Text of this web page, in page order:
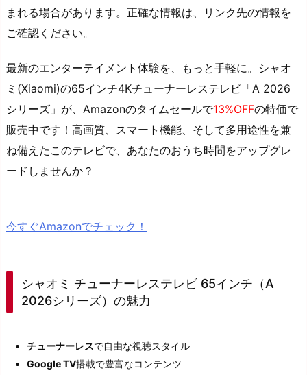
まれる場合があります。正確な情報は、リンク先の情報を
ご確認ください。
最新のエンターテイメント体験を、もっと手軽に。シャオ
ミ(Xiaomi)の65インチ4Kチューナーレステレビ「A 2026
シリーズ」が、Amazonのタイムセールで13%OFFの特価で
販売中です！高画質、スマート機能、そして多用途性を兼
ね備えたこのテレビで、あなたのおうち時間をアップグレ
ードしませんか？
今すぐAmazonでチェック！
シャオミ チューナーレステレビ 65インチ（A
2026シリーズ）の魅力
チューナーレスで自由な視聴スタイル
Google TV搭載で豊富なコンテンツ